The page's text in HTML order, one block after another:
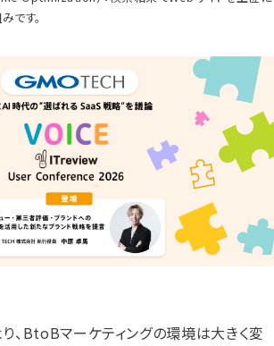
です。
、BtoBマーケティングの環境は大きく変